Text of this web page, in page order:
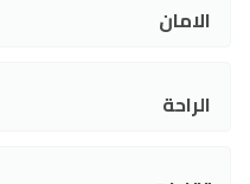
الامان
الراحة